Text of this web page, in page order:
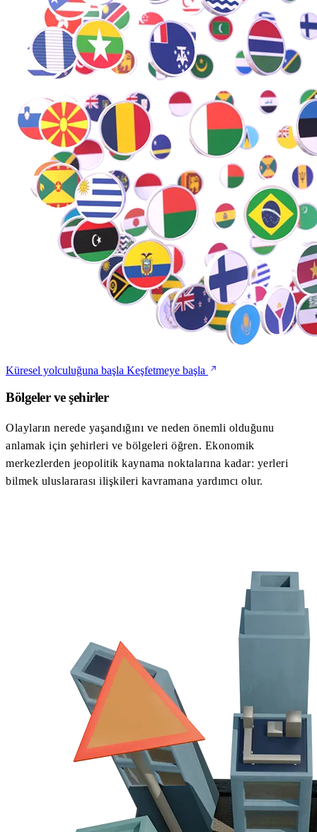
Küresel yolculuğuna başla Keşfetmeye başla
Bölgeler ve şehirler
Olayların nerede yaşandığını ve neden önemli olduğunu
anlamak için şehirleri ve bölgeleri öğren. Ekonomik
merkezlerden jeopolitik kaynama noktalarına kadar: yerleri
bilmek uluslararası ilişkileri kavramana yardımcı olur.